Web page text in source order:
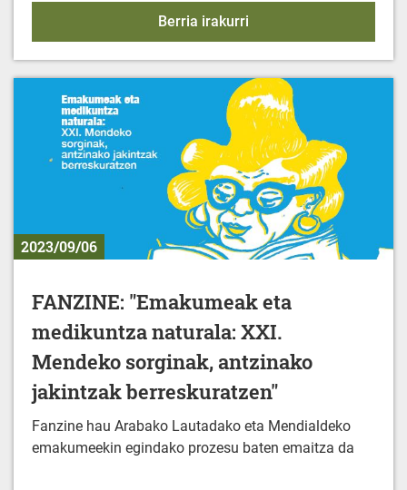
Berria irakurri
2023/09/06
FANZINE: "Emakumeak eta
medikuntza naturala: XXI.
Mendeko sorginak, antzinako
jakintzak berreskuratzen"
Fanzine hau Arabako Lautadako eta Mendialdeko
emakumeekin egindako prozesu baten emaitza da